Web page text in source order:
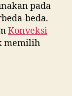
pada
beda.
Konveksi
memilih